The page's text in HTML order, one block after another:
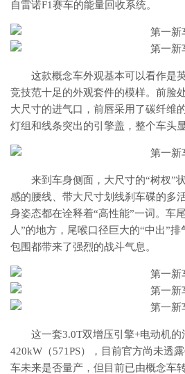
自雷诺F1赛车的能量回收系统。
这款概念车外观基本可以看作是
竞技范十足的外观套件的模样。前脸
大尺寸的进气口，前唇采用了碳纤维
灯组和线条突出的引擎盖，整个车头
来到车身侧面，大尺寸的“树杈”
感的腰线、带大尺寸划线刹车碟的多
身姿态都在诠释着“高性能”一词。车
人”的地方，尾喉口径巨大的“中出”
包围都带来了强烈的战斗气息。
这一套3.0T双增压引擎+电动机
420kW（571PS），目前官方尚未透
车未来是否量产，但目前已由概念车